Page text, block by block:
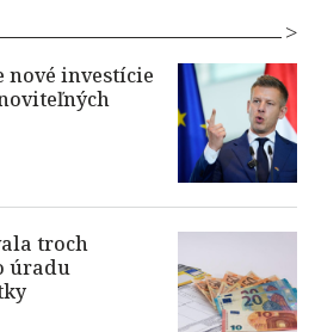
investície
troch
úradu